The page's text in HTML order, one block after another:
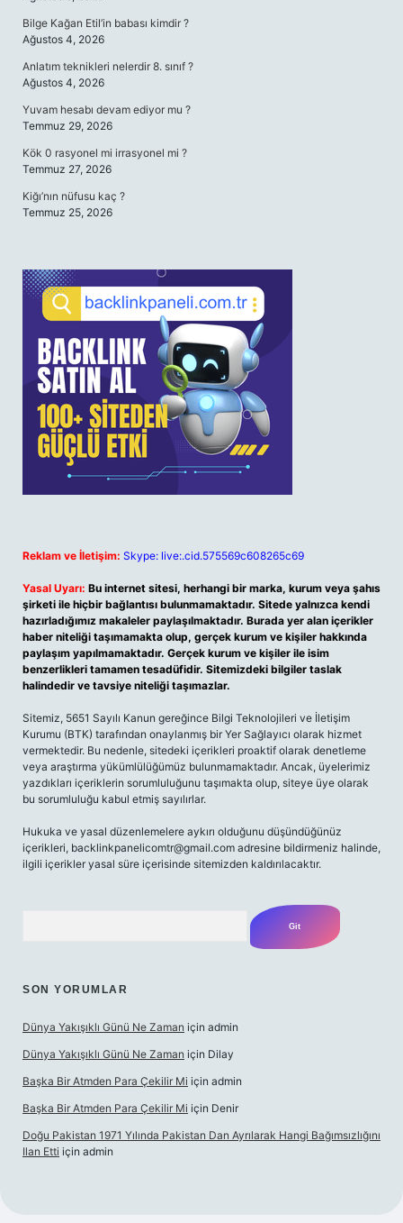
Bilge Kağan Etil’in babası kimdir ?
Ağustos 4, 2026
Anlatım teknikleri nelerdir 8. sınıf ?
Ağustos 4, 2026
Yuvam hesabı devam ediyor mu ?
Temmuz 29, 2026
Kök 0 rasyonel mi irrasyonel mi ?
Temmuz 27, 2026
Kiğı’nın nüfusu kaç ?
Temmuz 25, 2026
Reklam ve İletişim: Skype: live:.cid.575569c608265c69
Yasal Uyarı: Bu internet sitesi, herhangi bir marka, kurum veya şahıs
şirketi ile hiçbir bağlantısı bulunmamaktadır. Sitede yalnızca kendi
hazırladığımız makaleler paylaşılmaktadır. Burada yer alan içerikler
haber niteliği taşımamakta olup, gerçek kurum ve kişiler hakkında
paylaşım yapılmamaktadır. Gerçek kurum ve kişiler ile isim
benzerlikleri tamamen tesadüfidir. Sitemizdeki bilgiler taslak
halindedir ve tavsiye niteliği taşımazlar.
Sitemiz, 5651 Sayılı Kanun gereğince Bilgi Teknolojileri ve İletişim
Kurumu (BTK) tarafından onaylanmış bir Yer Sağlayıcı olarak hizmet
vermektedir. Bu nedenle, sitedeki içerikleri proaktif olarak denetleme
veya araştırma yükümlülüğümüz bulunmamaktadır. Ancak, üyelerimiz
yazdıkları içeriklerin sorumluluğunu taşımakta olup, siteye üye olarak
bu sorumluluğu kabul etmiş sayılırlar.
Hukuka ve yasal düzenlemelere aykırı olduğunu düşündüğünüz
içerikleri, backlinkpanelicomtr@gmail.com adresine bildirmeniz halinde,
ilgili içerikler yasal süre içerisinde sitemizden kaldırılacaktır.
SON YORUMLAR
Dünya Yakışıklı Günü Ne Zaman için admin
Dünya Yakışıklı Günü Ne Zaman için Dilay
Başka Bir Atmden Para Çekilir Mi için admin
Başka Bir Atmden Para Çekilir Mi için Denir
Doğu Pakistan 1971 Yılında Pakistan Dan Ayrılarak Hangi Bağımsızlığını
Ilan Etti için admin